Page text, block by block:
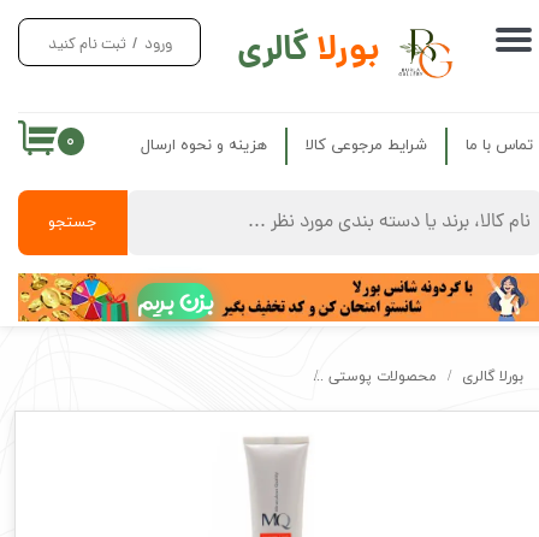
بورلاگالری
جستجو
ورود / ثبت نام کنید
حساب کاربری من
سفارشات
خروج از حساب کاربری
۰ تماس با ما شرایط مرجوعی کالا هزینه و نحوه ارسال
بزن بریم
بورلا گالری محصولات پوستی